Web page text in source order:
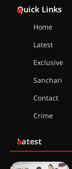
Quick Links
Home
Latest
Exclusive
Sanchari
Contact
Crime
Latest